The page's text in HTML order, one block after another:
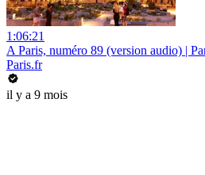
1:06:21
A Paris, numéro 89 (version audio) |
Paris.fr
il y a 9 mois